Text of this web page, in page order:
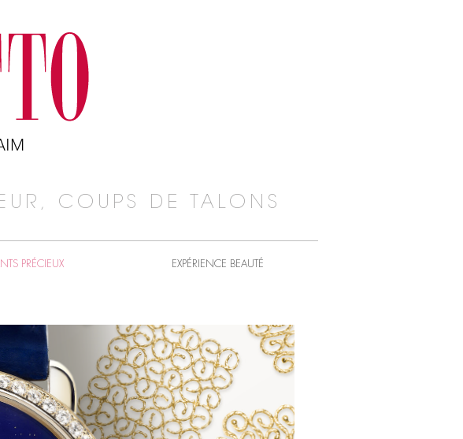
COUPS DE TALONS
PRÉCIEUX EXPÉRIENCE BEAUTÉ